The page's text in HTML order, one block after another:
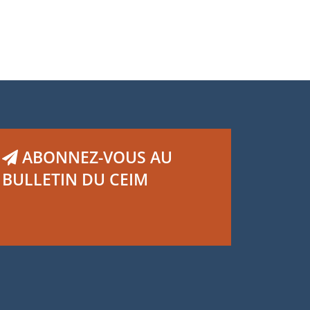
ABONNEZ-VOUS AU
BULLETIN DU CEIM